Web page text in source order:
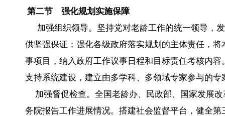
第二节 强化规划实施保障
加强组织领导。坚持党对老龄工作的统一领导，
供坚强保证；强化各级政府落实规划的主体责任，
事项目，纳入政府工作议事日程和目标责任考核内
支持系统建设，建立由多学科、多领域专家参与的
加强督促检查。全国老龄办、民政部、国家发展
务院报告工作进展情况。搭建社会监督平台，健全